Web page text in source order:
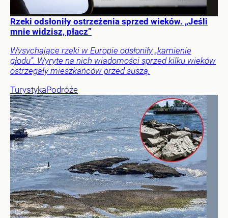
Rzeki odsłoniły ostrzeżenia sprzed wieków. „Jeśli
mnie widzisz, płacz”
Wysychające rzeki w Europie odsłoniły „kamienie
głodu”. Wyryte na nich wiadomości sprzed kilku wieków
ostrzegały mieszkańców przed suszą.
TurystykaPodróże